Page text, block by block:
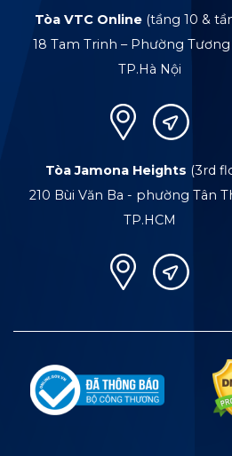
Tòa VTC Online(tầng 10 &
18 Tam Trinh – Phường Tương
TP.Hà Nội
Tòa Jamona Heights (3rd
210 Bùi Văn Ba - phường Tân
TP.HCM